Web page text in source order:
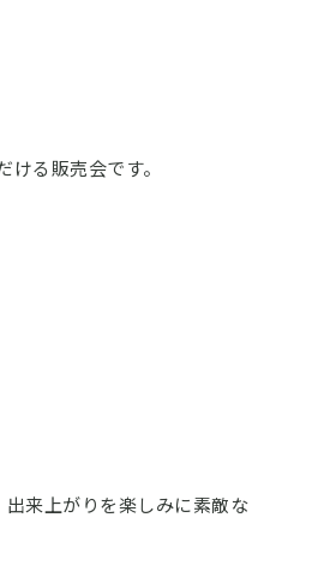
る販売会です。
来上がりを楽しみに素敵な